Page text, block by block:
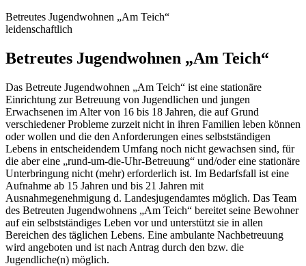
Betreutes Jugendwohnen „Am Teich“
leidenschaftlich
Betreutes Jugendwohnen „Am Teich“
Das Betreute Jugendwohnen „Am Teich“ ist eine stationäre
Einrichtung zur Betreuung von Jugendlichen und jungen
Erwachsenen im Alter von 16 bis 18 Jahren, die auf Grund
verschiedener Probleme zurzeit nicht in ihren Familien leben können
oder wollen und die den Anforderungen eines selbstständigen
Lebens in entscheidendem Umfang noch nicht gewachsen sind, für
die aber eine „rund-um-die-Uhr-Betreuung“ und/oder eine stationäre
Unterbringung nicht (mehr) erforderlich ist. Im Bedarfsfall ist eine
Aufnahme ab 15 Jahren und bis 21 Jahren mit
Ausnahmegenehmigung d. Landesjugendamtes möglich. Das Team
des Betreuten Jugendwohnens „Am Teich“ bereitet seine Bewohner
auf ein selbstständiges Leben vor und unterstützt sie in allen
Bereichen des täglichen Lebens. Eine ambulante Nachbetreuung
wird angeboten und ist nach Antrag durch den bzw. die
Jugendliche(n) möglich.